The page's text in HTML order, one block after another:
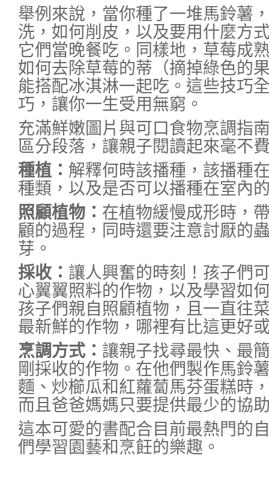
舉例來說，當你種了一堆馬鈴薯
洗，如何削皮，以及要用什麼方
它們當晚餐吃。同樣地，草莓成
如何去除草莓的蒂（摘掉綠色的
能搭配冰淇淋一起吃。這些技巧
巧，讓你一生受用無窮。
充滿鮮嫩圖片與可口食物烹調指
區分段落，讓親子閱讀起來毫不
種植： 解釋何時該播種，該播種
種類，以及是否可以播種在室內
照顧植物： 在植物緩慢成形時，
顧的過程，同時還要注意討厭的
芽。
採收： 讓人興奮的時刻！孩子們
心翼翼照料的作物，以及學習如
孩子們親自照顧植物，且一直往
最新鮮的作物，哪裡有比這更好
烹調方式： 讓親子找尋最快、最
剛採收的作物。在他們製作馬鈴
麵、炒櫛瓜和紅蘿蔔馬芬蛋糕時
而且爸爸媽媽只要提供最少的協
這本可愛的書配合目前最熱門的
們學習園藝和烹飪的樂趣。